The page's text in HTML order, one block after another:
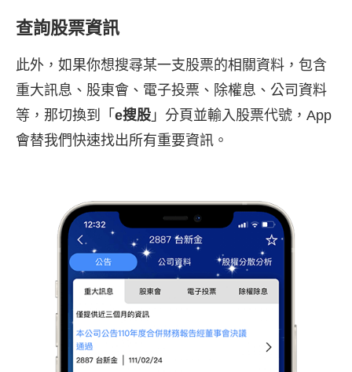
查詢股票資訊
此外，如果你想搜尋某一支股票的相關資料，包含
重大訊息、股東會、電子投票、除權息、公司資料
等，那切換到「 e搜股 」分頁並輸入股票代號，App
會替我們快速找出所有重要資訊。